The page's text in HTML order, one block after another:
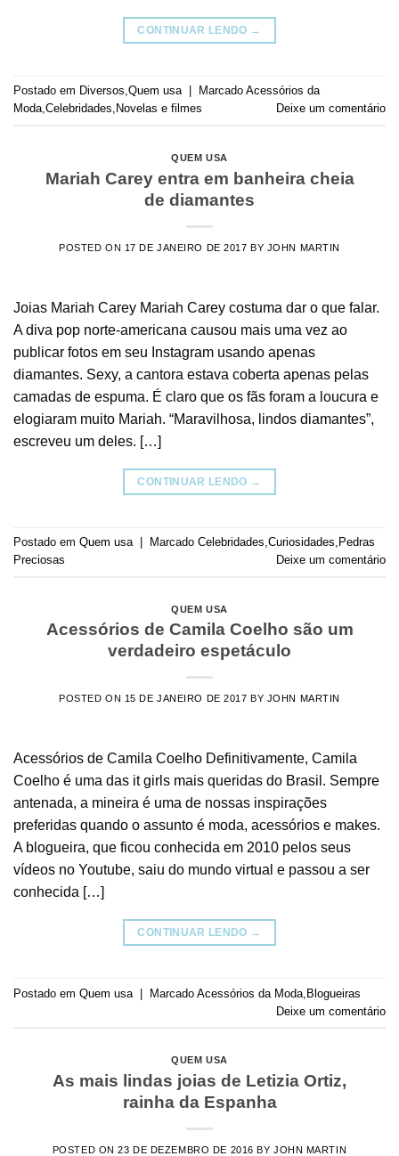
CONTINUAR LENDO →
Postado em Diversos,Quem usa Marcado Acessórios da
Moda,Celebridades, Novelas e filmes Deixe um comentário
QUEM USA
Mariah Carey entra em banheira cheia
de diamantes
POSTED ON 17 DE JANEIRO DE 2017 BY JOHN MARTIN
Joias Mariah Carey Mariah Carey costuma dar o que falar.
A diva pop norte-americana causou mais uma vez ao
publicar fotos em seu Instagram usando apenas
diamantes. Sexy, a cantora estava coberta apenas pelas
camadas de espuma. É claro que os fãs foram a loucura e
elogiaram muito Mariah. “Maravilhosa, lindos diamantes”,
escreveu um deles. […]
CONTINUAR LENDO →
Postado em Quem usa Marcado Celebridades Curiosidades Pedras
Preciosas
Deixe um comentário
QUEM USA
Acessórios de Camila Coelho são um
verdadeiro espetáculo
POSTED ON 15 DE JANEIRO DE 2017 BY JOHN MARTIN
Acessórios de Camila Coelho Definitivamente, Camila
Coelho é uma das it girls mais queridas do Brasil. Sempre
antenada, a mineira é uma de nossas inspirações
preferidas quando o assunto é moda, acessórios e makes.
A blogueira, que ficou conhecida em 2010 pelos seus
vídeos no Youtube, saiu do mundo virtual e passou a ser
conhecida […]
CONTINUAR LENDO →
Postado em Quem usa | Marcado Acessórios da Moda Blogueiras
Deixe um comentário
QUEM USA
As mais lindas joias de Letizia Ortiz,
rainha da Espanha
POSTED ON23 DE DEZEMBRO DE 2016 BY JOHN MARTIN